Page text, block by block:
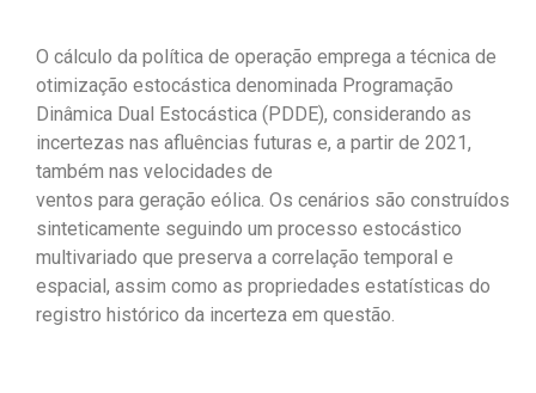
O cálculo da política de operação emprega a técnica de
otimização estocástica denominada Programação
Dinâmica Dual Estocástica (PDDE), considerando as
incertezas nas afluências futuras e, a partir de 2021,
também nas velocidades de
ventos para geração eólica. Os cenários são construídos
sinteticamente seguindo um processo estocástico
multivariado que preserva a correlação temporal e
espacial, assim como as propriedades estatísticas do
registro histórico da incerteza em questão.